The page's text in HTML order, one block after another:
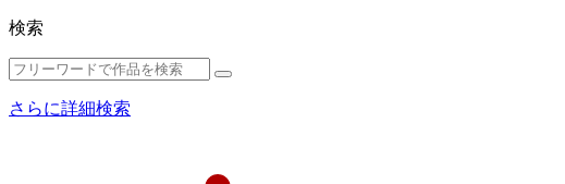
検索
さらに詳細検索